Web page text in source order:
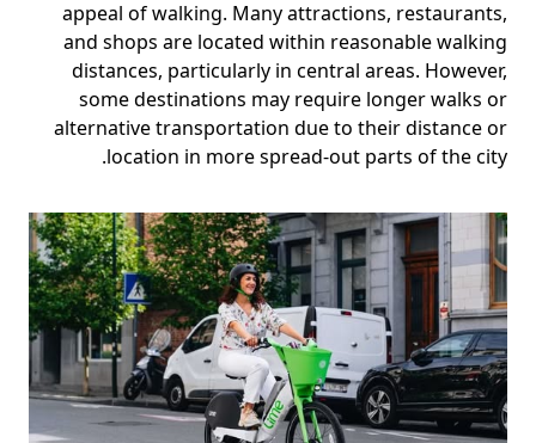
appeal of walking. Many attractions, restaurants,
and shops are located within reasonable walking
distances, particularly in central areas. However,
some destinations may require longer walks or
alternative transportation due to their distance or
location in more spread-out parts of the city.